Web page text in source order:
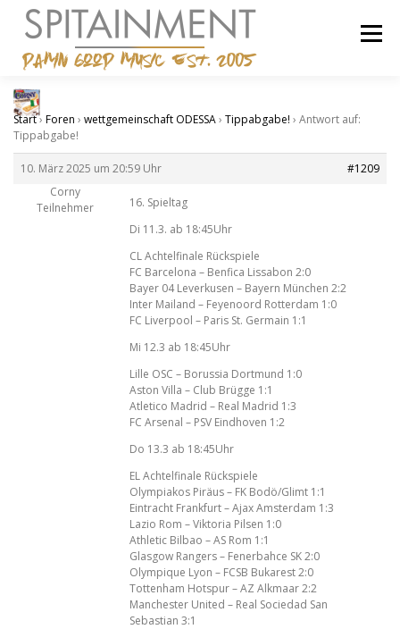
springen
Menü
STARTSEITE
Start› Foren › wettgemeinschaft ODESSA› Tippabgabe! › Antwort auf:
Tippabgabe!
10. März 2025 um 20:59 Uhr
#1209
Corny
Teilnehmer
16. Spieltag
Di 11.3. ab 18:45Uhr
CL Achtelfinale Rückspiele
FC Barcelona – Benfica Lissabon 2:0
Bayer 04 Leverkusen – Bayern München 2:2
Inter Mailand – Feyenoord Rotterdam 1:0
FC Liverpool – Paris St. Germain 1:1
Mi 12.3 ab 18:45Uhr
Lille OSC – Borussia Dortmund 1:0
Aston Villa – Club Brügge 1:1
Atletico Madrid – Real Madrid 1:3
FC Arsenal – PSV Eindhoven 1:2
Do 13.3 ab 18:45Uhr
EL Achtelfinale Rückspiele
Olympiakos Piräus – FK Bodö/Glimt 1:1
Eintracht Frankfurt – Ajax Amsterdam 1:3
Lazio Rom – Viktoria Pilsen 1:0
Athletic Bilbao – AS Rom 1:1
Glasgow Rangers – Fenerbahce SK 2:0
Olympique Lyon – FCSB Bukarest 2:0
Tottenham Hotspur – AZ Alkmaar 2:2
Manchester United – Real Sociedad San
Sebastian 3:1